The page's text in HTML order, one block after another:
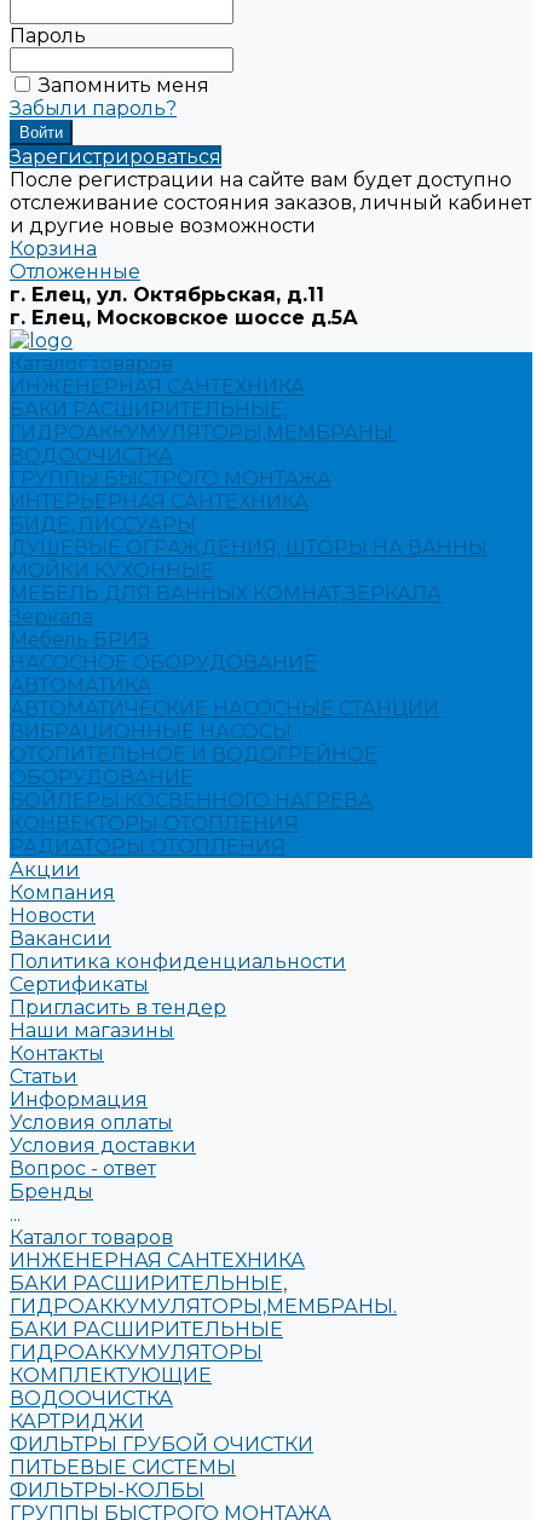
Пароль
Запомнить меня
Забыли пароль?
Зарегистрироваться
После регистрации на сайте вам будет доступно
отслеживание состояния заказов, личный кабинет
и другие новые возможности
Корзина
Отложенные
г. Елец, ул. Октябрьская, д.11
г. Елец, Московское шоссе д.5А
Каталог товаров
ИНЖЕНЕРНАЯ САНТЕХНИКА
БАКИ РАСШИРИТЕЛЬНЫЕ,
ГИДРОАККУМУЛЯТОРЫ,МЕМБРАНЫ.
ВОДООЧИСТКА
ГРУППЫ БЫСТРОГО МОНТАЖА
ИНТЕРЬЕРНАЯ САНТЕХНИКА
БИДЕ, ПИССУАРЫ
ДУШЕВЫЕ ОГРАЖДЕНИЯ, ШТОРЫ НА ВАННЫ
МОЙКИ КУХОННЫЕ
МЕБЕЛЬ ДЛЯ ВАННЫХ КОМНАТ,ЗЕРКАЛА
Зеркала
Мебель БРИЗ
НАСОСНОЕ ОБОРУДОВАНИЕ
АВТОМАТИКА
АВТОМАТИЧЕСКИЕ НАСОСНЫЕ СТАНЦИИ
ВИБРАЦИОННЫЕ НАСОСЫ
ОТОПИТЕЛЬНОЕ И ВОДОГРЕЙНОЕ
ОБОРУДОВАНИЕ
БОЙЛЕРЫ КОСВЕННОГО НАГРЕВА
КОНВЕКТОРЫ ОТОПЛЕНИЯ
РАДИАТОРЫ ОТОПЛЕНИЯ
Акции
Компания
Новости
Вакансии
Политика конфиденциальности
Сертификаты
Пригласить в тендер
Наши магазины
Контакты
Статьи
Информация
Условия оплаты
Условия доставки
Вопрос - ответ
Бренды
...
Каталог товаров
ИНЖЕНЕРНАЯ САНТЕХНИКА
БАКИ РАСШИРИТЕЛЬНЫЕ,
ГИДРОАККУМУЛЯТОРЫ,МЕМБРАНЫ.
БАКИ РАСШИРИТЕЛЬНЫЕ
ГИДРОАККУМУЛЯТОРЫ
КОМПЛЕКТУЮЩИЕ
ВОДООЧИСТКА
КАРТРИДЖИ
ФИЛЬТРЫ ГРУБОЙ ОЧИСТКИ
ПИТЬЕВЫЕ СИСТЕМЫ
ФИЛЬТРЫ-КОЛБЫ
ГРУППЫ БЫСТРОГО МОНТАЖА